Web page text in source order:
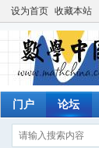
设为首页 收藏本站
门户 论坛